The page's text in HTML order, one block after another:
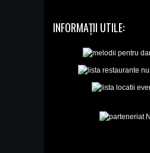
INFORMAȚII UTILE: